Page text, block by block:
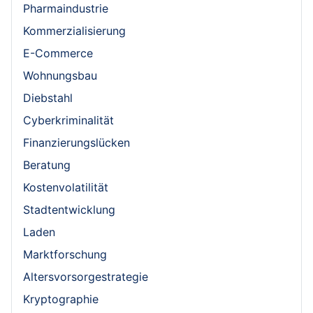
Pharmaindustrie
Kommerzialisierung
E-Commerce
Wohnungsbau
Diebstahl
Cyberkriminalität
Finanzierungslücken
Beratung
Kostenvolatilität
Stadtentwicklung
Laden
Marktforschung
Altersvorsorgestrategie
Kryptographie